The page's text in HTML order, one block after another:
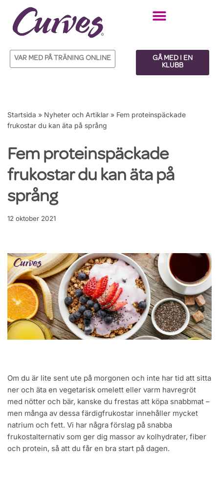
Hoppa
innehåll
VAR MED PÅ TRÄNING ONLINE
GÅ MED I EN
KLUBB
Startsida » Nyheter och Artiklar » Fem proteinspäckade
frukostar du kan äta på språng
Fem proteinspäckade
frukostar du kan äta på
språng
12 oktober 2021
Om du är lite sent ute på morgonen och inte har tid att sitta
ner och äta en vegetarisk omelett eller varm havregröt
med nötter och bär, kanske du frestas att köpa snabbmat –
men många av dessa färdigfrukostar innehåller mycket
natrium och fett. Vi har några förslag på snabba
frukostalternativ som ger dig massor av kolhydrater, fiber
och protein, så att du får en bra start på dagen.